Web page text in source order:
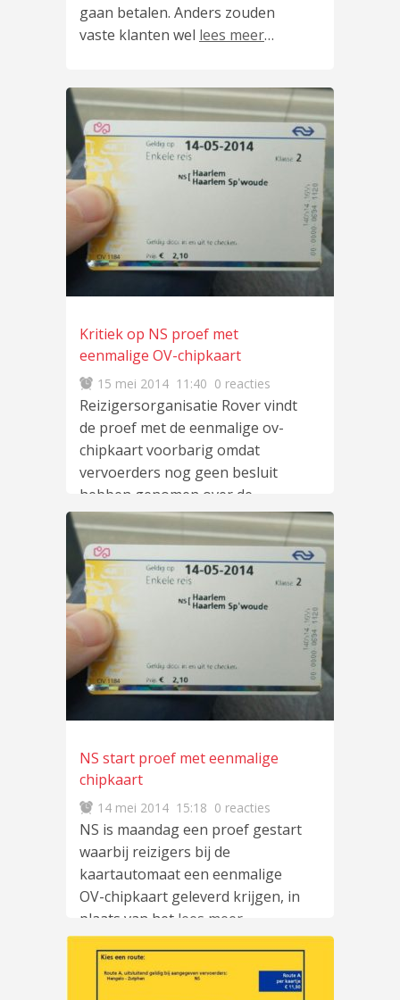
gaan betalen. Anders zouden
vaste klanten wel lees meer…
Kritiek op NS proef met
eenmalige OV-chipkaart
15 mei 2014 11:40 0 reacties
Reizigersorganisatie Rover vindt
de proef met de eenmalige ov-
chipkaart voorbarig omdat
vervoerders nog geen besluit
hebben genomen over de
eenmalige OV-chipkaart.lees
meer…
NS start proef met eenmalige
chipkaart
14 mei 2014 15:18 0 reacties
NS is maandag een proef gestart
waarbij reizigers bij de
kaartautomaat een eenmalige
OV-chipkaart geleverd krijgen, in
plaats van het lees meer